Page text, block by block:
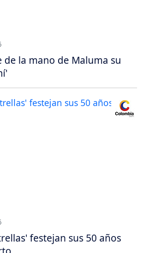
de la mano de Maluma su
festejan sus 50 años